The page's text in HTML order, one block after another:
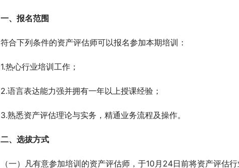
一、报名范围
符合下列条件的资产评估师可以报名参加本期培训：
1.热心行业培训工作；
2.语言表达能力强并拥有一年以上授课经验；
3.熟悉资产评估理论与实务，精通业务流程及操作。
二、选拔方式
（一）凡有意参加培训的资产评估师，于10月24日前将资产评估